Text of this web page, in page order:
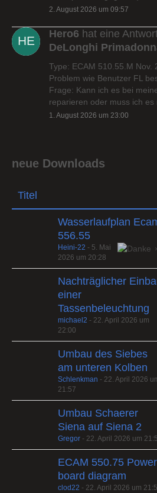
2. August 2026 um 09:57
Hero6 hat eine
DeLonghi
Type: ECAM 510.55.M Nov.
Problem wie Benutzer FL
Frage: Kann ich es bei
reparieren oder muss ich
1. August 2026 um 23:00
neue Downloads
Titel
Wasserlaufplan
556.55
Heini-22 - 5. Mai
2026 um 20:28
Nachträglicher
einer
Tassenbeleuchtung
michael2 - 22. April 2026 um
22:00
Umbau des Siebes
am unteren Kolben
Schlenkman - 22. April 2026
21:57
Umbau Schaerer
Siena auf Siena 2
Gregor - 22. April 2026 um
ECAM 550.75 Power
board diagram
clod22 - 22. April 2026 um